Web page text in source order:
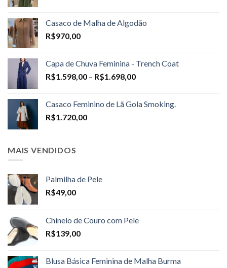
Casaco de Malha de Algodão
R$970,00
Capa de Chuva Feminina - Trench Coat
R$1.598,00 – R$1.698,00Price
through
Casaco Feminino de Lã Gola Smoking.
R$1.720,00
MAIS VENDIDOS
Palmilha de Pele
R$49,00
Chinelo de Couro com Pele
R$139,00
Blusa Básica Feminina de Malha Burma